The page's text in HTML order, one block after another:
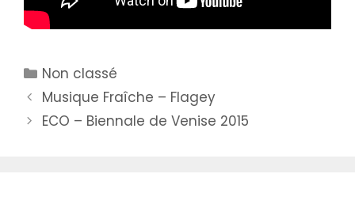
Catégories
Non classé
Musique Fraîche – Flagey
ECO – Biennale de Venise 2015